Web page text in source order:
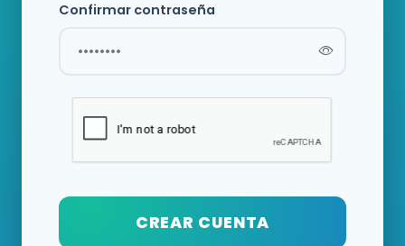
Confirmar contraseña
CREAR CUENTA